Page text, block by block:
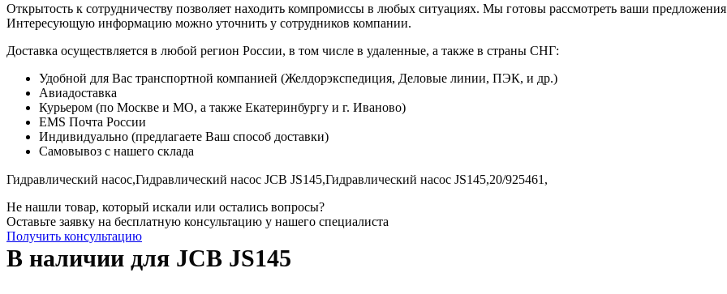
Открытость к сотрудничеству позволяет находить компромиссы в любых ситуациях. Мы готовы рассмотреть ваши
Интересующую информацию можно уточнить у сотрудников компании.
Доставка осуществляется в любой регион России, в том числе в удаленные, а также в страны СНГ:
Удобной для Вас транспортной компанией (Желдорэкспедиция, Деловые линии, ПЭК, и др.)
Авиадоставка
Курьером (по Москве и МО, а также Екатеринбургу и г. Иваново)
EMS Почта России
Индивидуально (предлагаете Ваш способ доставки)
Самовывоз с нашего склада
Гидравлический насос,Гидравлический насос JCB JS145,Гидравлический насос JS145,20/925461,
Не нашли товар, который искали или остались вопросы?
Оставьте заявку на бесплатную консультацию у нашего специалиста
Получить консультацию
В наличии для JCB JS145